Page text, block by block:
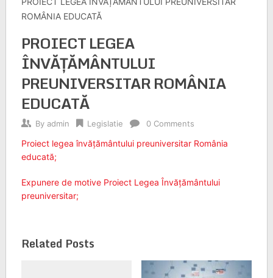
ROMÂNIA EDUCATĂ
PROIECT LEGEA
ÎNVĂȚĂMÂNTULUI
PREUNIVERSITAR ROMÂNIA
EDUCATĂ
By admin Legislatie 0 Comments
Proiect legea învățământului preuniversitar România
educată;
Expunere de motive Proiect Legea Învățământului
preuniversitar;
Related Posts